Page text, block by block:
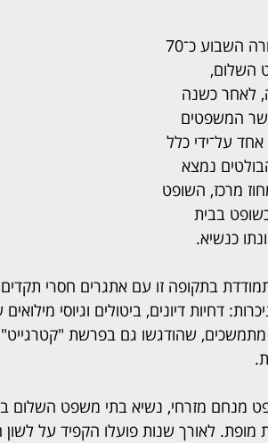
השלום,
לאחר כשנה
שר המשפטים
אחד על־ידי כלל
נמצא
מרכז, השופט
בבית
כנשיא.
בתקופה זו עם אתגרים חסרי
דחיות דיונים, ביטולים וגיוסי
מתמשכים, שהודגשו גם בפרשת
מנחם מזרחי, נשיא בתי משפט השלום
מופת. לאורך שנות פועלו הקפיד על